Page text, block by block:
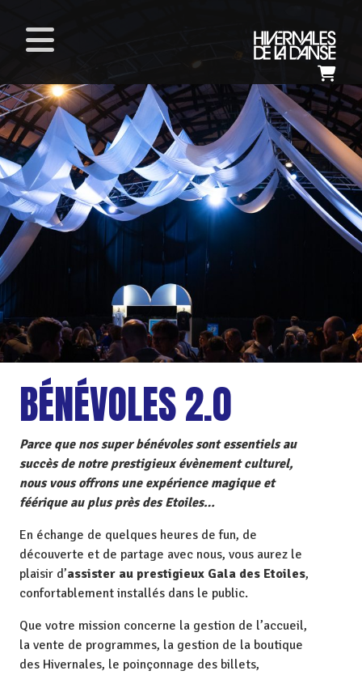
BÉNÉVOLES 2.0
Parce que nos super bénévoles sont essentiels au
succès de notre prestigieux évènement culturel,
nous vous offrons une expérience magique et
féérique au plus près des Etoiles…
En échange de quelques heures de fun, de
découverte et de partage avec nous, vous aurez le
plaisir d’assister au prestigieux Gala des Etoiles,
confortablement installés dans le public.
Que votre mission concerne la gestion de l’accueil,
la vente de programmes, la gestion de la boutique
des Hivernales, le poinçonnage des billets,